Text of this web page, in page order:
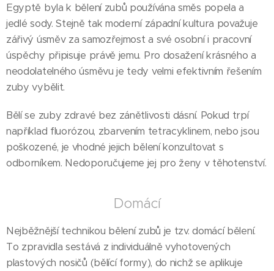
Egyptě byla k bělení zubů používána směs popela a
jedlé sody. Stejně tak moderní západní kultura považuje
zářivý úsměv za samozřejmost a své osobní i pracovní
úspěchy připisuje právě jemu. Pro dosažení krásného a
neodolatelného úsměvu je tedy velmi efektivním řešením
zuby vybělit.
Bělí se zuby zdravé bez zánětlivosti dásní. Pokud trpí
například fluorózou, zbarvením tetracyklinem, nebo jsou
poškozené, je vhodné jejich bělení konzultovat s
odborníkem. Nedoporučujeme jej pro ženy v těhotenství.
Domácí
Nejběžnější technikou bělení zubů je tzv. domácí bělení.
To zpravidla sestává z individuálně vyhotovených
plastových nosičů (bělící formy), do nichž se aplikuje